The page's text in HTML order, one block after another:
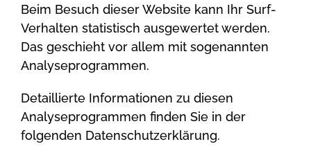
Beim Besuch dieser Website kann Ihr Surf-
Verhalten statistisch ausgewertet werden.
Das geschieht vor allem mit sogenannten
Analyseprogrammen.
Detaillierte Informationen zu diesen
Analyseprogrammen finden Sie in der
folgenden Datenschutzerklärung.